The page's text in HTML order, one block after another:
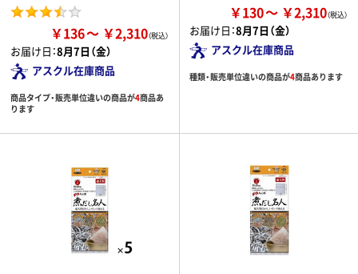
￥136 ￥2,310
お届け日：8月7日（金）
アスクル在庫商品
商品タイプ・販売単位違いの商品が4商品あ
ります
￥130 ￥2,310
お届け日：8月7日（金）
アスクル在庫商品
種類・販売単位違いの商品が4商品あります